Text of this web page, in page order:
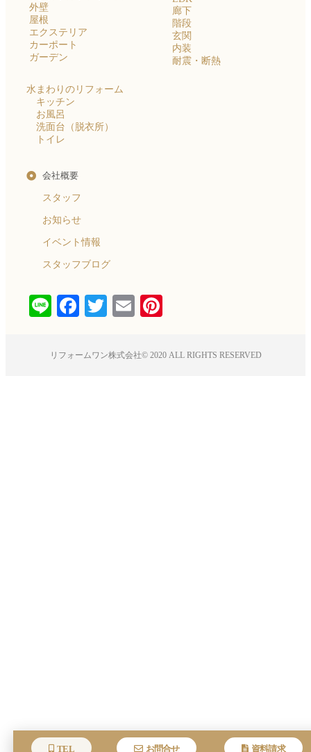
外壁
屋根
エクステリア
カーポート
ガーデン
水まわりのリフォーム
キッチン
お風呂
洗面台（脱衣所）
トイレ
廊下
階段
玄関
内装
耐震・断熱
会社概要
スタッフ
お知らせ
イベント情報
スタッフブログ
LineFacebook
TwitterEmail
リフォームワン株式会社© 2020 ALL RIGHTS RESERVED​
TEL お問合せ 資料請求